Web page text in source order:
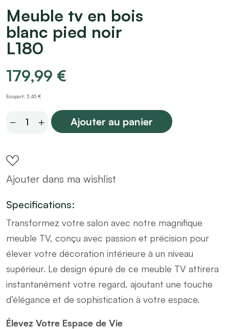
Meuble tv en bois
blanc pied noir
L180
179,99 €
Ecopart: 3,45 €
Meuble
bois
blanc
noir
L180
quantity
Ajouter au panier
Ajouter dans ma wishlist
Specifications:
Transformez votre salon avec notre magnifique
meuble TV, conçu avec passion et précision pour
élever votre décoration intérieure à un niveau
supérieur. Le design épuré de ce meuble TV attirera
instantanément votre regard, ajoutant une touche
d’élégance et de sophistication à votre espace.
Élevez Votre Espace de Vie